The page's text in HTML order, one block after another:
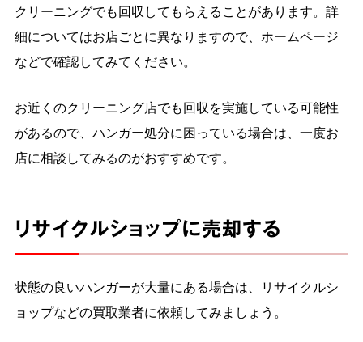
クリーニングでも回収してもらえることがあります。詳
細についてはお店ごとに異なりますので、ホームページ
などで確認してみてください。
お近くのクリーニング店でも回収を実施している可能性
があるので、ハンガー処分に困っている場合は、一度お
店に相談してみるのがおすすめです。
リサイクルショップに売却する
状態の良いハンガーが大量にある場合は、リサイクルシ
ョップなどの買取業者に依頼してみましょう。